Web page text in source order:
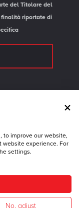
del Titolare del
finalità riportate di
di Tezze sul Brenta - VI -
to improve our website,
experience. For
settings.
No, adjust